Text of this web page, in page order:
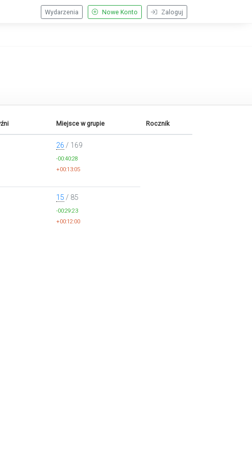
Zaloguj
Nowe Konto
Wydarzenia
Miejsce w grupie Rocznik
26 / 169
-00:40:28
+00:13:05
15 / 85
-00:29:23
+00:12:00